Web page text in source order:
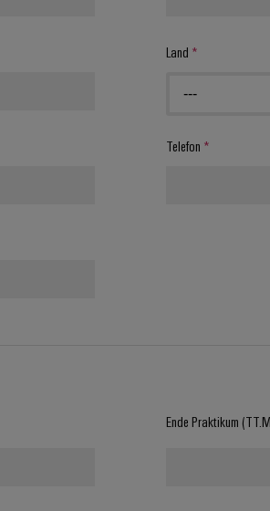
Land *
---
Telefon *
Ende Praktikum